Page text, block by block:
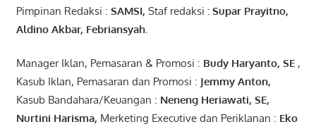
Pimpinan Redaksi : SAMSI, Staf redaksi : Supar Prayitno,
Aldino Akbar, Febriansyah.
Manager Iklan, Pemasaran & Promosi : Budy Haryanto, SE,
Kasub Iklan, Pemasaran dan Promosi : Jemmy Anton,
Kasub Bandahara/Keuangan : Neneng Heriawati, SE,
Nurtini Harisma, Merketing Executive dan Periklanan : Eko